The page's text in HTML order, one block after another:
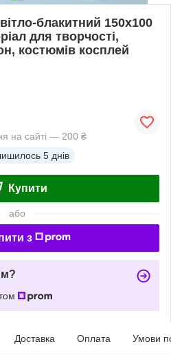
блакитний 150х100
для творчості,
костюмів косплей
на сайті — 200 ₴
5 днів
Купити
або
з
Доставка Оплата Умови